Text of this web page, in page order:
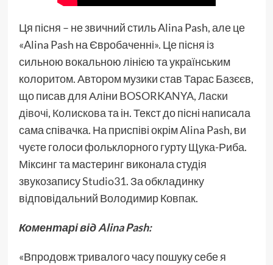
Ця пісня – не звичний стиль Alina Pash, але це
«Alina Pash на Євробаченні». Це пісня із
сильною вокальною лінією та українським
колоритом. Автором музики став Тарас Базєєв,
що писав для Аліни BOSORKANYA,Ласки
дівочі, Колисковата ін. Текст до пісні написала
сама співачка. На приспіві окрім Alina Pash, ви
чуєте голоси фольклорного гурту Щука-Риба.
Міксинг та мастеринг виконала студія
звукозаписуStudio31. За обкладинку
відповідальний Володимир Ковпак.
Коментарі від Alina Pash:
«Впродовж тривалого часу пошуку себе я